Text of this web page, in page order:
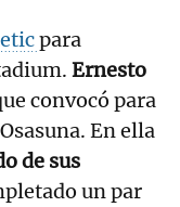
para
Ernesto
convocó para
En ella
de sus
un par